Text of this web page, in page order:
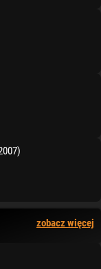
zobacz więcej